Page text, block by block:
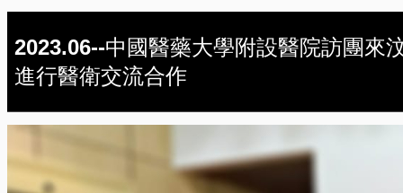
2023.06--中國醫藥大學附設醫院訪團來
進行醫衛交流合作